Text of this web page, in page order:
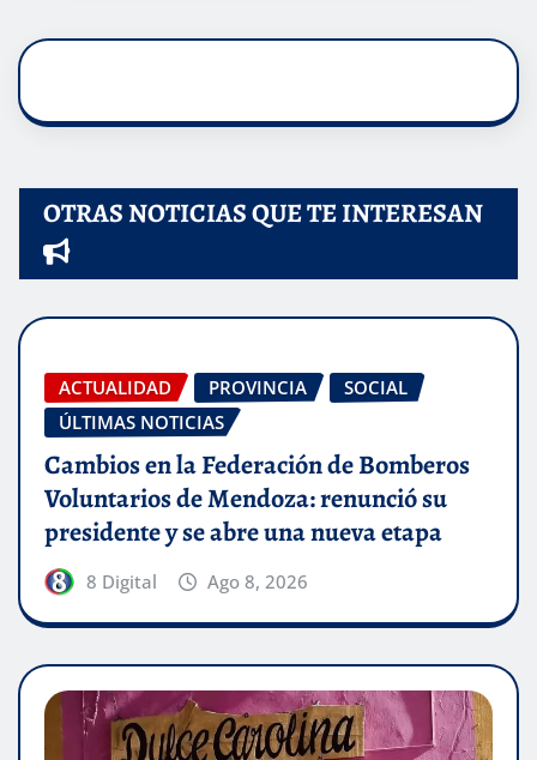
OTRAS NOTICIAS QUE TE INTERESAN
ACTUALIDAD PROVINCIA
SOCIAL
ÚLTIMAS NOTICIAS
Cambios en la Federación de Bomberos
Voluntarios de Mendoza: renunció su
presidente y se abre una nueva etapa
8 Digital Ago 8, 2026